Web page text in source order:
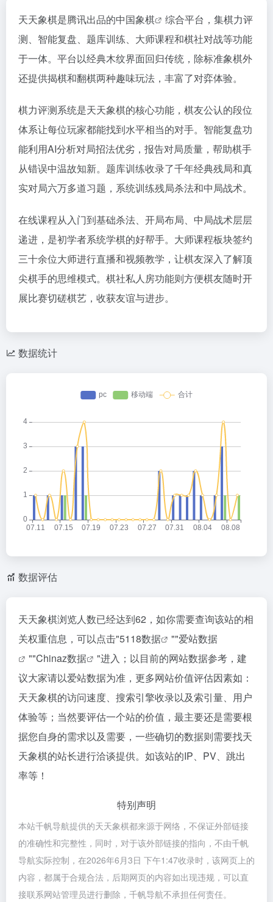
天天象棋是腾讯出品的中国象棋
综合平台，集棋力评
测、智能复盘、题库训练、大师课程和棋社对战等功能
于一体。平台以经典木纹界面回归传统，除标准象棋外
还提供揭棋和翻棋两种趣味玩法，丰富了对弈体验。
棋力评测系统是天天象棋的核心功能，棋友公认的段位
体系让每位玩家都能找到水平相当的对手。智能复盘功
能利用AI分析对局招法优劣，报告对局质量，帮助棋手
从错误中温故知新。题库训练收录了千年经典残局和真
实对局六万多道习题，系统训练残局杀法和中局战术。
在线课程从入门到基础杀法、开局布局、中局战术层层
递进，是初学者系统学棋的好帮手。大师课程板块签约
三十余位大师进行直播和视频教学，让棋友深入了解顶
尖棋手的思维模式。棋社私人房功能则方便棋友随时开
展比赛切磋棋艺，收获友谊与进步。
数据统计
数据评估
天天象棋浏览人数已经达到62，如你需要查询该站的相
关权重信息，可以点击"5118数据 ""爱站数据
""Chinaz数据
"进入；以目前的网站数据参考，建
议大家请以爱站数据为准，更多网站价值评估因素如：
天天象棋的访问速度、搜索引擎收录以及索引量、用户
体验等；当然要评估一个站的价值，最主要还是需要根
据您自身的需求以及需要，一些确切的数据则需要找天
天象棋的站长进行洽谈提供。如该站的IP、PV、跳出
率等！
特别声明
本站千帆导航提供的天天象棋都来源于网络，不保证外部链接
的准确性和完整性，同时，对于该外部链接的指向，不由千帆
导航实际控制，在2026年6月3日 下午1:47收录时，该网页上的
内容，都属于合规合法，后期网页的内容如出现违规，可以直
接联系网站管理员进行删除，千帆导航不承担任何责任。